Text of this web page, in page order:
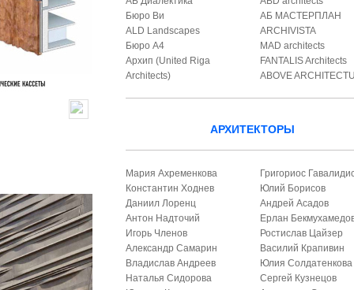
Бюро Ви
ALD Landscapes
Бюро А4
Архип (United Riga
Architects)
АБ МАСТЕРПЛАН
ARCHIVISTA
MAD architects
FANTALIS Architects
ABOVE
АРХИТЕКТОРЫ
Мария Ахременкова
Константин Ходнев
Даниил Лоренц
Антон Надточий
Игорь Членов
Александр Самарин
Владислав Андреев
Наталья Сидорова
Григориос
Юлий Борисов
Андрей Асадов
Ерлан
Ростислав Цайзер
Василий Крапивин
Юлия Солдатенкова
Сергей Кузнецов